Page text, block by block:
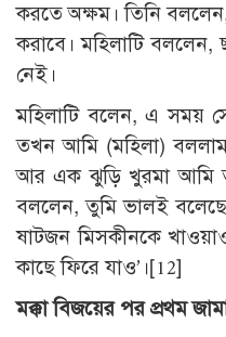
করতে অক্ষম। তিনি
করাবে। মহিলাটি বললেন,
নেই।
মহিলাটি বলেন, এ সময়
তখন আমি (মহিলা)
আর এক ঝুড়ি খুরমা আমি
বললেন, তুমি ভালই
ষাটজন মিসকীনকে
কাছে ফিরে যাও’।[12]
মক্কা বিজয়ের পর প্রথম